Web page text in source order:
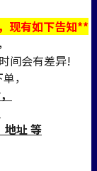
现有如下告知**
间会有差异!
，
地址 等